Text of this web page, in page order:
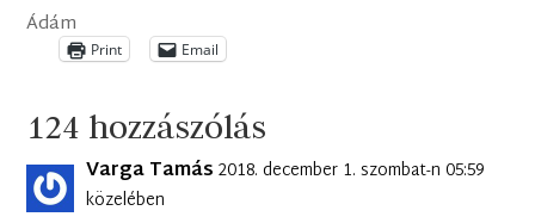
Ádám
Print Email
124 hozzászólás
Varga Tamás 2018. december 1. szombat-n 05:59
közelében